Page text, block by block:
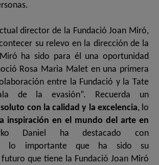
director de la Fundació Joan Miró,
su relevo en la dirección de la
ha sido para él una oportunidad
Rosa Maria Malet en una primera
entre la Fundació y la Tate
de la evasión”. Recuerda un
con la calidad y la excelencia, lo
inspiración en el mundo del arte en
Daniel ha destacado con
lo importante que ha sido su
que tiene la Fundació Joan Miró